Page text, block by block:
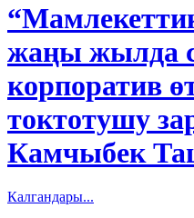
жаңы жылда
корпоратив
токтотушу
Камчыбек
Калгандары...